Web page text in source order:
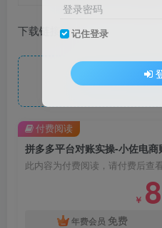
下载链接
此处内容已隐
拼多多平台对账实操-小佐电
此内容为付费阅读，请付费后查
￥
年费会员 免费
付费阅读
登录密码
记住登录